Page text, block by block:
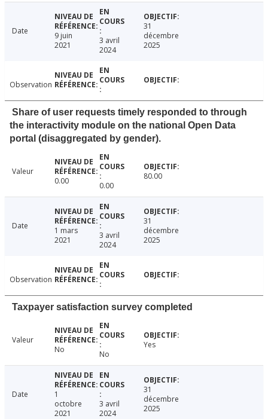
Date
9 juin
2021
3 avril
2024
31
décembre
2025
Observation
Share of user requests timely responded to through
the interactivity module on the national Open Data
portal (disaggregated by gender).
Valeur
0.00
0.00
80.00
Date
1 mars
2021
3 avril
2024
31
décembre
2025
Observation
Taxpayer satisfaction survey completed
Valeur
No
No
Yes
Date
1
octobre
2021
3 avril
2024
31
décembre
2025